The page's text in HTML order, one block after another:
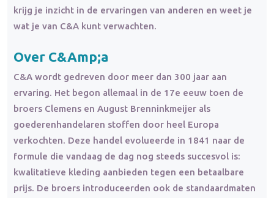
krijg je inzicht in de ervaringen van anderen en weet je
wat je van C&A kunt verwachten.
Over C&Amp;a
C&A wordt gedreven door meer dan 300 jaar aan
ervaring. Het begon allemaal in de 17e eeuw toen de
broers Clemens en August Brenninkmeijer als
goederenhandelaren stoffen door heel Europa
verkochten. Deze handel evolueerde in 1841 naar de
formule die vandaag de dag nog steeds succesvol is:
kwalitatieve kleding aanbieden tegen een betaalbare
prijs. De broers introduceerden ook de standaardmaten